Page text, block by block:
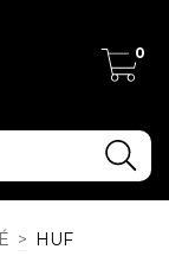
0
> HUF